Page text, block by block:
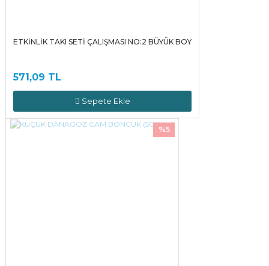
ETKİNLİK TAKI SETİ ÇALIŞMASI NO:2 BÜYÜK BOY
571,09 TL
Sepete Ekle
%5